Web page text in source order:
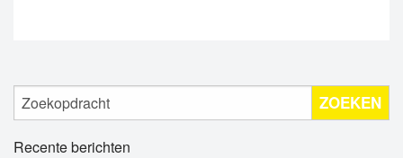
ZOEKEN
Recente berichten